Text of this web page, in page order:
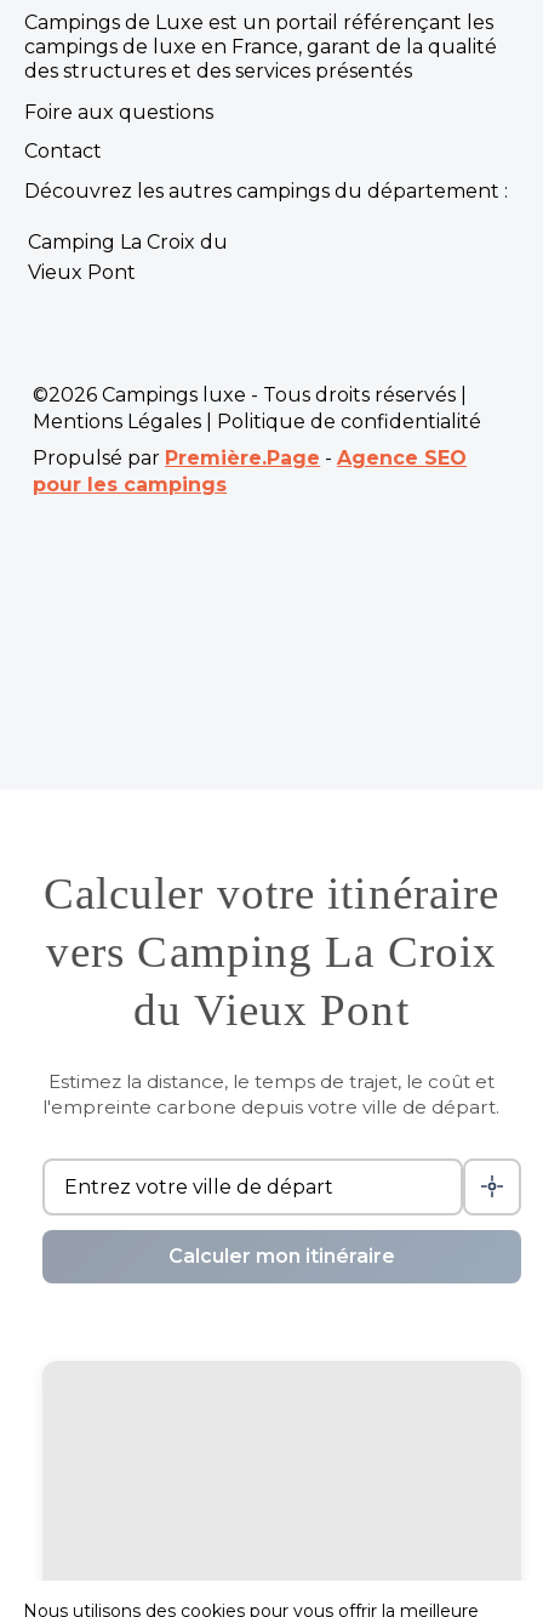
Campings de Luxe est un portail référençant les
campings de luxe en France, garant de la qualité
des structures et des services présentés
Foire aux questions
Contact
Découvrez les autres campings du département :
Camping La Croix du
Vieux Pont
©2026 Campings luxe - Tous droits réservés |
Mentions Légales
Politique de confidentialité
Propulsé par Première.Page -Agence SEO
pour les campings
Calculer votre itinéraire
vers Camping La Croix
du Vieux Pont
Estimez la distance, le temps de trajet, le coût et
l'empreinte carbone depuis votre ville de départ.
Calculer mon itinéraire
Nous utilisons des cookies pour vous offrir la meilleure